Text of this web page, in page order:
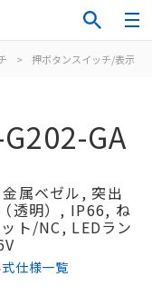
> 押ボタンスイッチ/表示灯
GA
属ベゼル, 突出
透明）, IP66, ね
ト/NC, LEDラン
仕様一覧